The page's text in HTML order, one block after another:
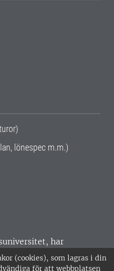
(cookies), som lagras i din
för att webbplatsen
lönespec m.m.)
har
Huvudorter är
SLU är